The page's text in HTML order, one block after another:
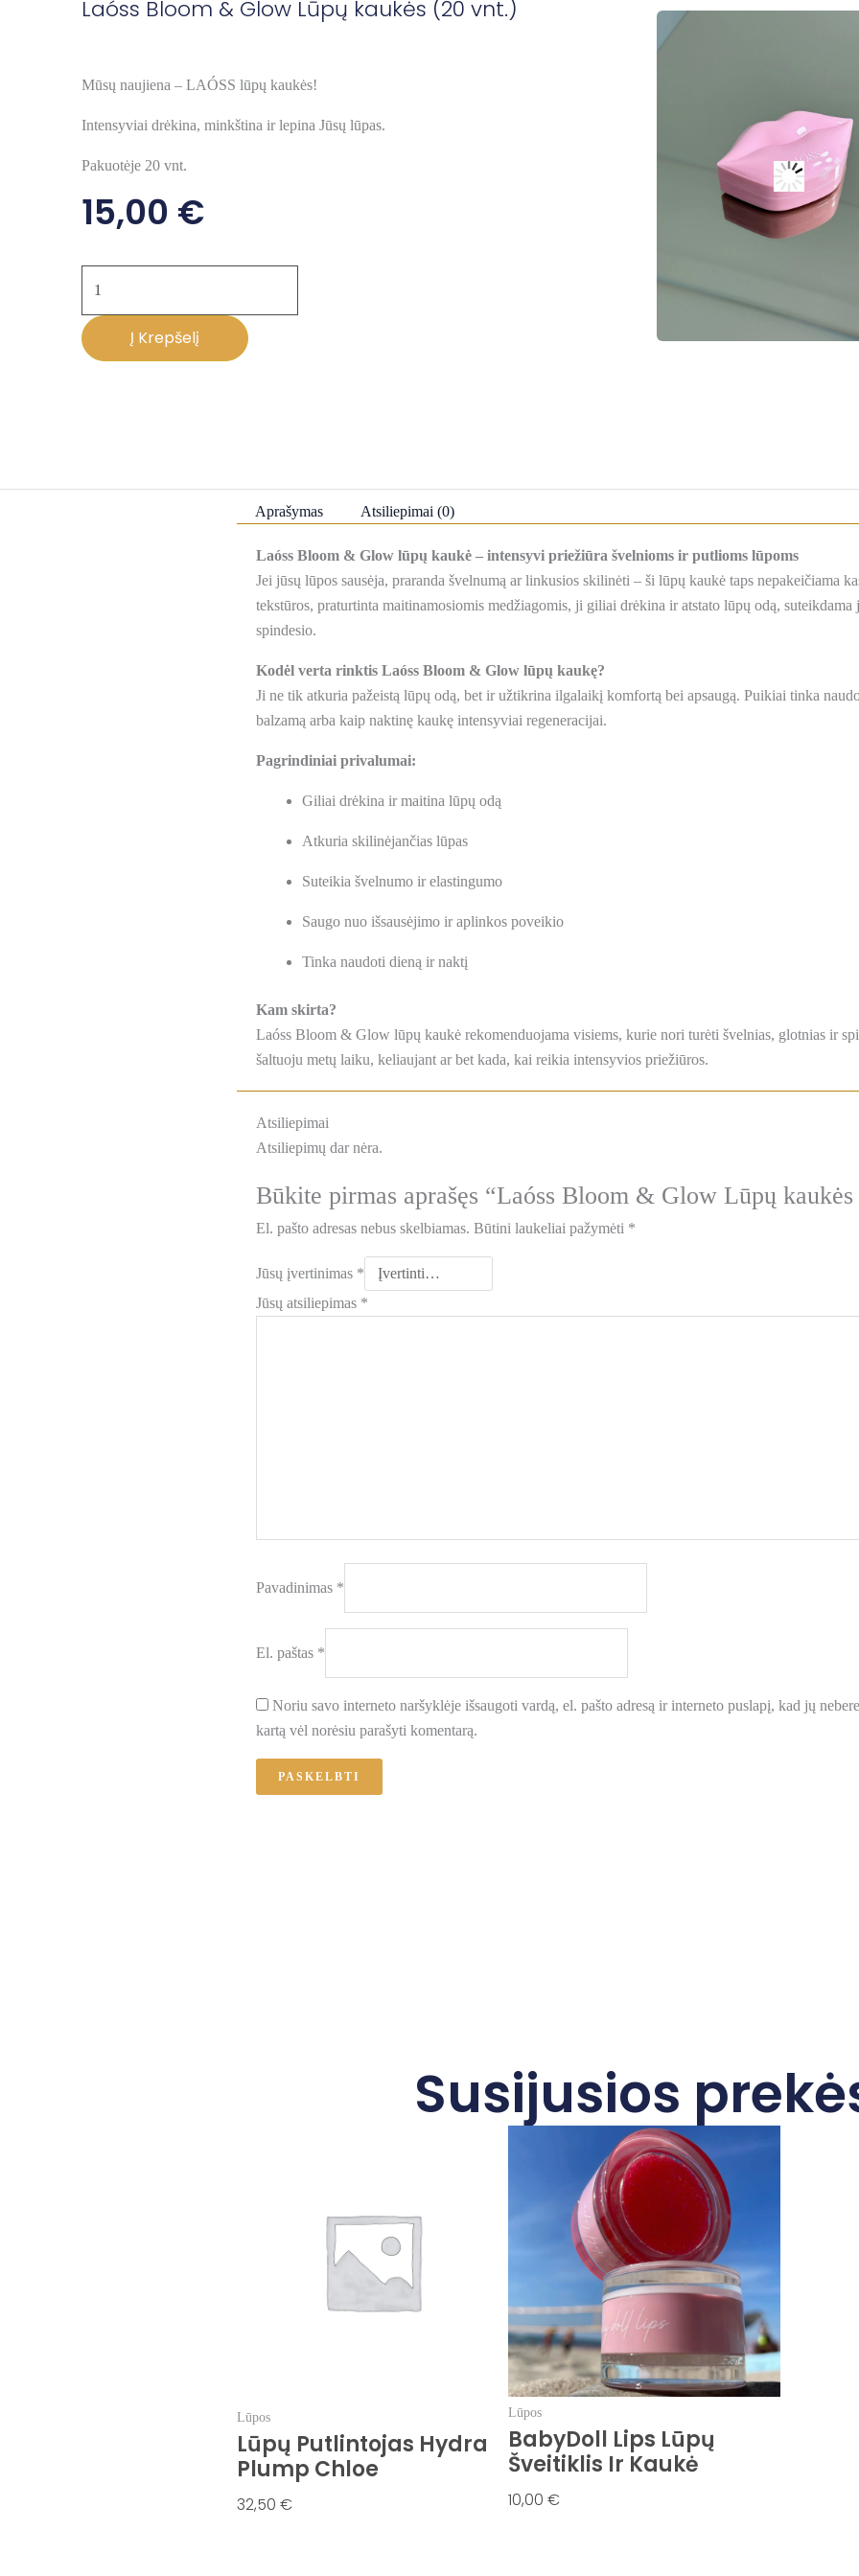
Laóss Bloom & Glow Lūpų kaukės (20 vnt.)
Mūsų naujiena – LAÓSS lūpų kaukės!
Intensyviai drėkina, minkština ir lepina Jūsų lūpas.
Pakuotėje 20 vnt.
15,00 €
Laóss
Bloom
Į Krepšelį
Aprašymas Atsiliepimai (0)
Laóss Bloom & Glow lūpų kaukė – intensyvi priežiūra švelnioms ir putlioms lūpoms
Jei jūsų lūpos sausėja, praranda švelnumą ar linkusios skilinėti – ši lūpų kaukė taps nepakeičiama
tekstūros, praturtinta maitinamosiomis medžiagomis, ji giliai drėkina ir atstato lūpų odą, suteikdama
spindesio.
Kodėl verta rinktis Laóss Bloom & Glow lūpų kaukę?
Ji ne tik atkuria pažeistą lūpų odą, bet ir užtikrina ilgalaikį komfortą bei apsaugą. Puikiai tinka
balzamą arba kaip naktinę kaukę intensyviai regeneracijai.
Pagrindiniai privalumai:
Giliai drėkina ir maitina lūpų odą
Atkuria skilinėjančias lūpas
Suteikia švelnumo ir elastingumo
Saugo nuo išsausėjimo ir aplinkos poveikio
Tinka naudoti dieną ir naktį
Kam skirta?
Laóss Bloom & Glow lūpų kaukė rekomenduojama visiems, kurie nori turėti švelnias, glotnias ir
šaltuoju metų laiku, keliaujant ar bet kada, kai reikia intensyvios priežiūros.
Atsiliepimai
Atsiliepimų dar nėra.
Būkite pirmas aprašęs “Laóss Bloom & Glow Lūpų
El. pašto adresas nebus skelbiamas. Būtini laukeliai pažymėti *
Jūsų įvertinimas *
Jūsų atsiliepimas *
Pavadinimas *
El. paštas *
Noriu savo interneto naršyklėje išsaugoti vardą, el. pašto adresą ir interneto puslapį, kad jų
kartą vėl norėsiu parašyti komentarą.
Susijusios
Lūpos
Lūpų Putlintojas Hydra
Plump Chloe
32,50 €
Lūpos
BabyDoll Lips Lūpų
Šveitiklis Ir Kaukė
10,00€
product
has
multiple
variants.
The
options
chosen
on
product